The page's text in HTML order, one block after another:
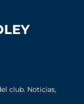
club. Noticias,